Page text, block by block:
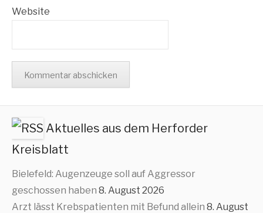
Website
Aktuelles aus dem Herforder
Kreisblatt
Bielefeld: Augenzeuge soll auf Aggressor
geschossen haben 8. August 2026
Arzt lässt Krebspatienten mit Befund allein 8. August